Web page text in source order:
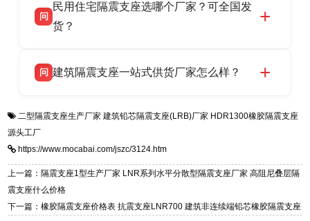
货，厂家电话：13323182312，地址迎宾大街 9
号北方工业基地。
高新区北方工业基地迎宾大街 9 号，是专业隔震
支座源头工厂，生产 LRB 铅芯、LNR 天然、
问
民用住宅隔震支座选哪个厂家？可全国发
货？
适用于民用住宅隔震工程，实体工厂现货充足，
震支座，电话：13323182312，地址：衡水高新
问 建筑隔震支座一站式供货厂家怎么样？
一站式供货厂家，拥有多年行业生产经验，国标
质、检测报告完备，提供选型、深化、供货、安
装指导全套服务，厂址衡水高新区北方工业基地
迎宾大街 9 号，厂家电话：13323182312。
二型隔震支座生产厂家 建筑铅芯隔震支座(LRB)厂家 HDR1300橡胶隔震支座
源头工厂
https://www.mocabai.com/jszc/3124.htm
上一篇：隔震支座1型生产厂家 LNR系列水平分散型隔震支座厂家 高阻尼叠层隔
震支座什么价格
下一篇：橡胶隔震支座价格表 抗震支座LNR700 建筑非连续端铅芯橡胶隔震支座